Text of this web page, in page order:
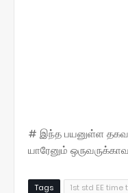
# இந்த பயனுள்ள
யாரேனும்
Tags 1st std EE time